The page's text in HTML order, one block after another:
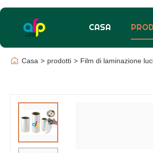
CASA
Casa > prodotti > Film di laminazione